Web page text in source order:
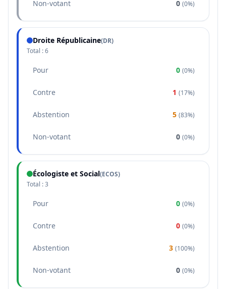
Non-votant 0 (0%)
Droite Républicaine(DR)
Total :6
Pour 0 (0%)
Contre 1 (17%)
Abstention 5 (83%)
Non-votant 0 (0%)
Écologiste et Social(ECOS)
Total :3
Pour 0 (0%)
Contre 0 (0%)
Abstention 3 (100%)
Non-votant 0 (0%)